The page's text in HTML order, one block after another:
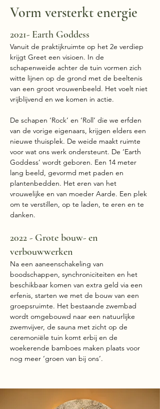
01
Vorm versterkt energie
2021- Earth Goddess
Vanuit de praktijkruimte op het 2e verdiep
krijgt Greet een visioen. In de
schapenweide achter de tuin vormen zich
witte lijnen op de grond met de beeltenis
van een groot vrouwenbeeld. Het voelt niet
vrijblijvend en we komen in actie.
De schapen ‘Rock’ en ‘Roll’ die we erfden
van de vorige eigenaars, krijgen elders een
nieuwe thuisplek. De weide maakt ruimte
voor wat ons werk ondersteunt. De ‘Earth
Goddess’ wordt geboren. Een 14 meter
lang beeld, gevormd met paden en
plantenbedden. Het eren van het
vrouwelijke en van moeder Aarde. Een plek
om te verstillen, op te laden, te eren en te
danken.
2022 - Grote bouw- en
verbouwwerken
Na een aaneenschakeling van
boodschappen, synchroniciteiten en het
beschikbaar komen van extra geld via een
erfenis, starten we met de bouw van een
groepsruimte. Het bestaande zwembad
wordt omgebouwd naar een natuurlijke
zwemvijver, de sauna met zicht op de
ceremoniële tuin komt erbij en de
woekerende bamboes maken plaats voor
nog meer ‘groen van bij ons’.